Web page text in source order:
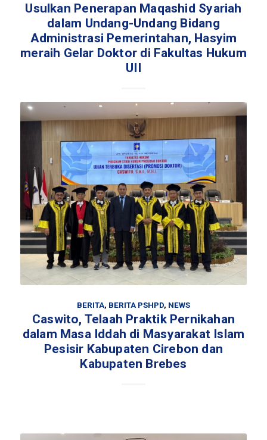
Usulkan Penerapan Maqashid Syariah
dalam Undang-Undang Bidang
Administrasi Pemerintahan, Hasyim
meraih Gelar Doktor di Fakultas Hukum
UII
BERITA, BERITA PSHPD, NEWS
Caswito, Telaah Praktik Pernikahan
dalam Masa Iddah di Masyarakat Islam
Pesisir Kabupaten Cirebon dan
Kabupaten Brebes